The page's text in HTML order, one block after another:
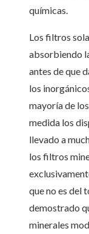
químicas.
Los filtros
absorbiendo
antes de que
los
mayoría de
medida los
llevado a
los filtros
que no es del
demostrado
minerales